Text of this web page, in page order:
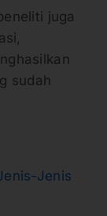
juga
sudah
Jenis